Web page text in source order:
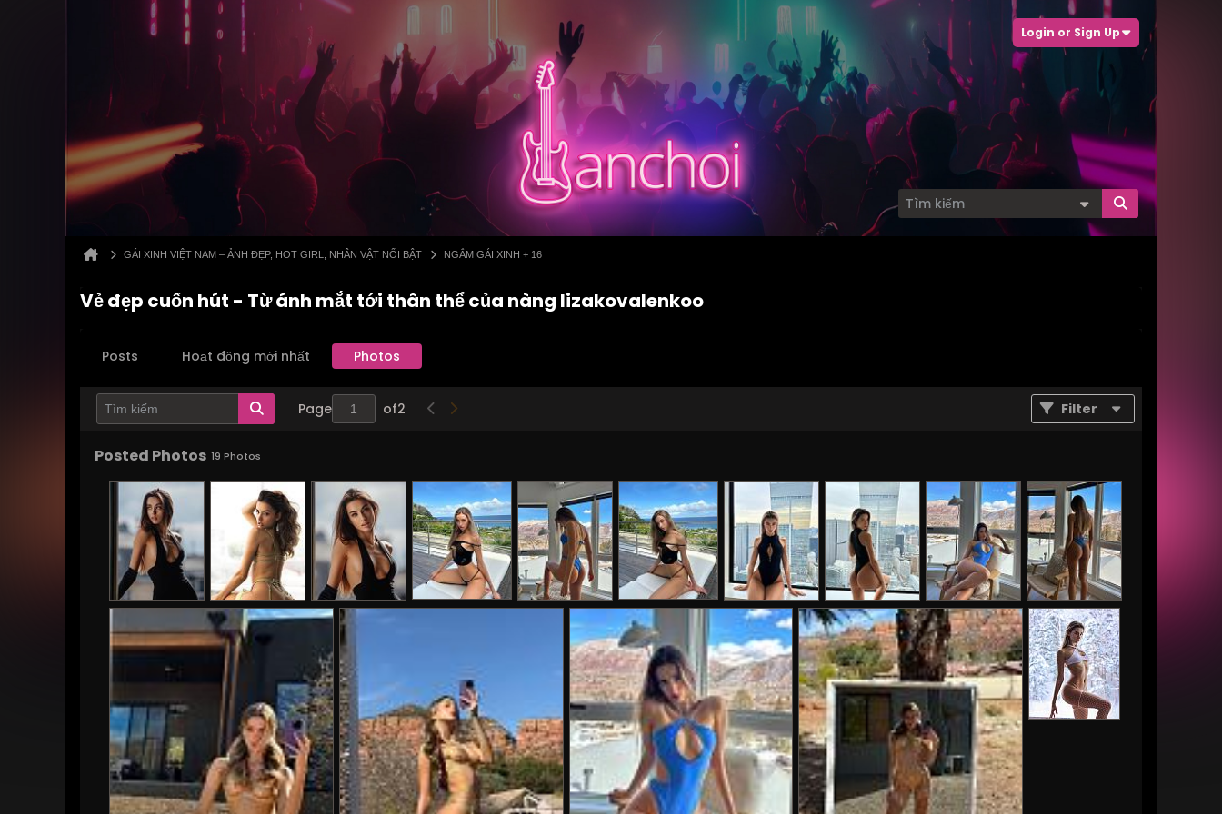
Login or Sign Up
GÁI XINH VIỆT NAM – ẢNH ĐẸP, HOT GIRL, NHÂN VẬT NỔI BẬT NGẮM GÁI XINH + 16
Vẻ đẹp cuốn hút - Từ ánh mắt tới thân thể của nàng lizakovalenkoo
Posts Hoạt động mới nhất Photos
Page of2 Filter
Posted Photos 19 Photos